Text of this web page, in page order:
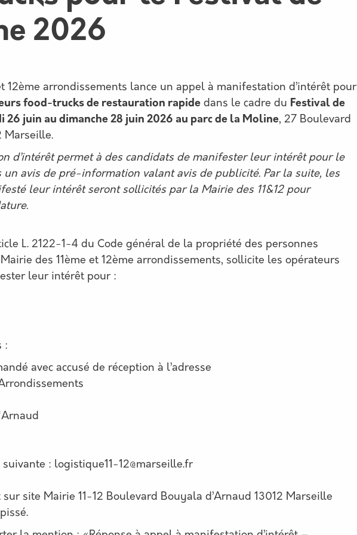
2026
12ème arrondissements lance un appel à manifestation d’intérêt pour
food-trucks de restauration rapide dans le cadre du Festival de
26 juin au dimanche 28 juin 2026 au parc de la Moline, 27 Boulevard
Marseille.
d’intérêt permet à des candidats de manifester leur intérêt pour le
un avis de pré-information valant avis de publicité. Par la suite, les
leur intérêt seront sollicités par la Mairie des 11&12 pour
L. 2122-1-4 du Code général de la propriété des personnes
des 11ème et 12ème arrondissements, sollicite les opérateurs
leur intérêt pour :
:
avec accusé de réception à l’adresse
: logistique11-12@marseille.fr
site Mairie 11-12 Boulevard Bouyala d’Arnaud 13012 Marseille